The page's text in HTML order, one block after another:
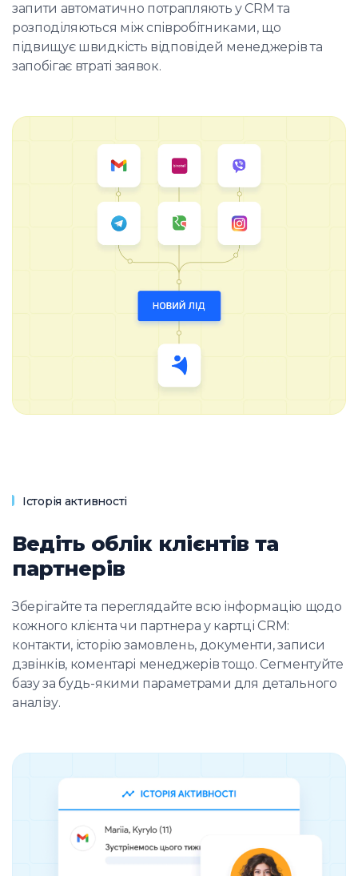
запити автоматично потрапляють у CRM та
розподіляються між співробітниками, що
підвищує швидкість відповідей менеджерів та
запобігає втраті заявок.
Історія активності
Ведіть облік клієнтів та
партнерів
Зберігайте та переглядайте всю інформацію щодо
кожного клієнта чи партнера у картці CRM:
контакти, історію замовлень, документи, записи
дзвінків, коментарі менеджерів тощо. Сегментуйте
базу за будь-якими параметрами для детального
аналізу.